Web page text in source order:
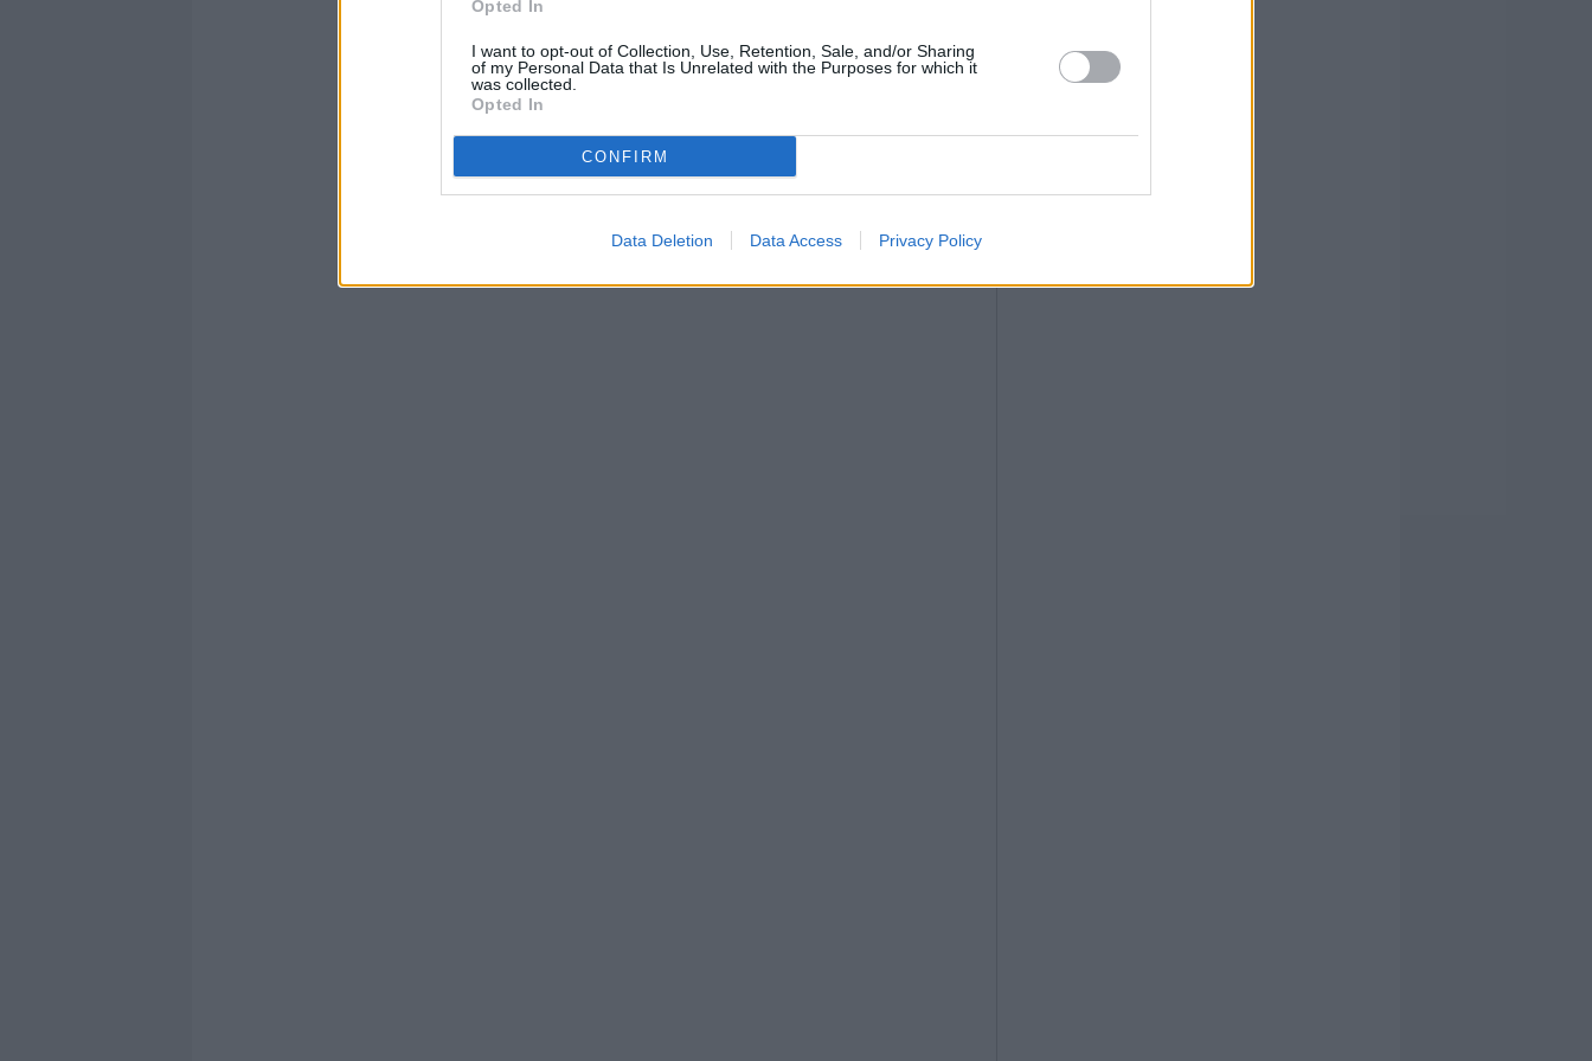
Opted In
I want to opt-out of Collection, Use, Retention, Sale, and/or Sharing
of my Personal Data that Is Unrelated with the Purposes for which it
was collected.
Opted In
CONFIRM
Data Deletion Data Access Privacy Policy